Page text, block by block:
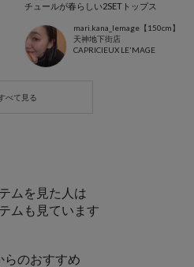
チュールが春らしい2SETトップス
mari.kana_lemage【150cm】
天神地下街店
CAPRICIEUX LE'MAGE
ムを見た人は
ムも見ています
らのおすすめ